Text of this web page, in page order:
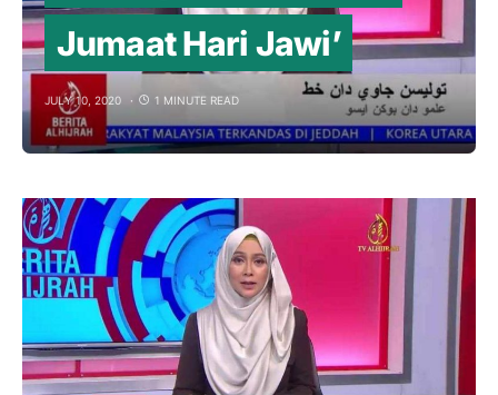
Jumaat Hari Jawi’
JULY 10, 2020 1 MINUTE READ